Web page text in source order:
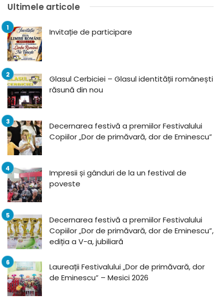
Ultimele articole
Invitație de participare
Glasul Cerbiciei – Glasul identității românești
răsună din nou
Decernarea festivă a premiilor Festivalului
Copiilor „Dor de primăvară, dor de Eminescu”
Impresii și gânduri de la un festival de
poveste
Decernarea festivă a premiilor Festivalului
Copiilor „Dor de primăvară, dor de Eminescu”,
ediția a V-a, jubiliară
Laureații Festivalului „Dor de primăvară, dor
de Eminescu” – Mesici 2026